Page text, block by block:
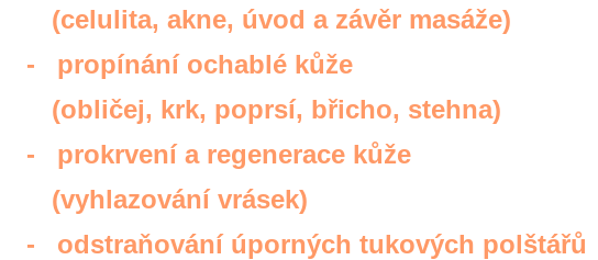
(celulita, akne, úvod a závěr masáže)
-
propínání ochablé kůže
(obličej, krk, poprsí, břicho, stehna)
-
prokrvení a regenerace kůže
(vyhlazování vrásek)
-
odstraňování úporných tukových polštářů